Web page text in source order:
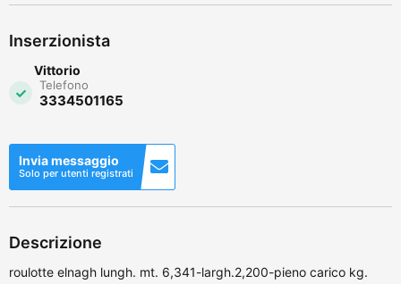
Inserzionista
Vittorio
Telefono
3334501165
Invia messaggio
Solo per utenti registrati
Descrizione
roulotte elnagh lungh. mt. 6,341-largh.2,200-pieno carico kg.